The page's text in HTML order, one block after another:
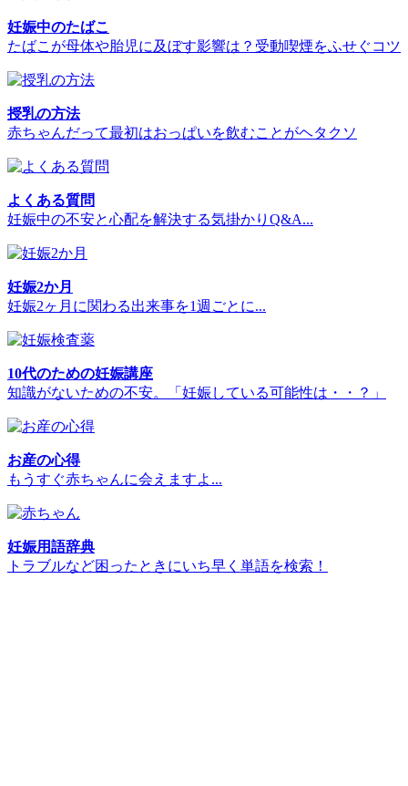
妊娠中のたばこ
たばこが母体や胎児に及ぼす影響は？受動喫煙をふせぐコツ
授乳の方法
赤ちゃんだって最初はおっぱいを飲むことがヘタクソ
よくある質問
妊娠中の不安と心配を解決する気掛かりQ&A...
妊娠2か月
妊娠2ヶ月に関わる出来事を1週ごとに...
10代のための妊娠講座
知識がないための不安。「妊娠している可能性は・・？」
お産の心得
もうすぐ赤ちゃんに会えますよ...
妊娠用語辞典
トラブルなど困ったときにいち早く単語を検索！